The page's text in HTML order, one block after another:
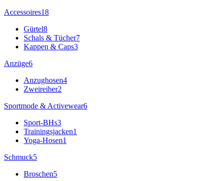
Accessoires18
Gürtel8
Schals & Tücher7
Kappen & Caps3
Anzüge6
Anzughosen4
Zweireiher2
Sportmode & Activewear6
Sport-BHs3
Trainingsjacken1
Yoga-Hosen1
Schmuck5
Broschen5